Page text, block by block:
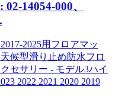
14054-000、